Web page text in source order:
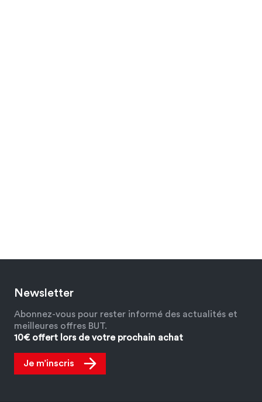
Newsletter
Abonnez-vous pour rester informé des actualités et
meilleures offres BUT.
10€ offert lors de votre prochain achat
Je m’inscris